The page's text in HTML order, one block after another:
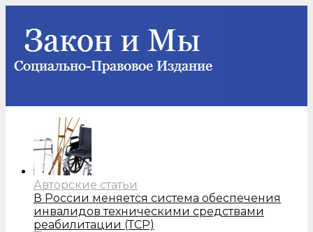
Авторские статьи
В России меняется система обеспечения
инвалидов техническими средствами
реабилитации (ТСР)